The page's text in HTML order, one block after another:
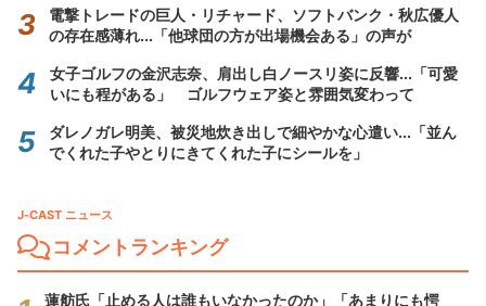
電撃トレードの巨人・リチャード、ソフトバンク・秋広優人
の存在感薄れ...「他球団の方が出場機会ある」の声が
女子ゴルフの金沢志奈、肩出し白ノースリ姿に反響...「可愛
いにも程がある」 ゴルフウェア姿と雰囲気変わって
ダレノガレ明美、被災地炊き出しで細やかな心遣い...「並ん
でくれた子やとりにきてくれた子にシールを」
J-CAST ニュース
コメントランキング
蓮舫氏「止める人は誰もいなかったのか」「あまりにも愕